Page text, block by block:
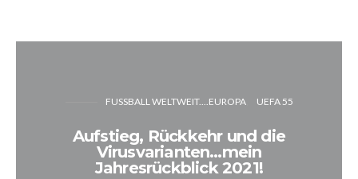
FUSSBALL WELTWEIT....EUROPA UEFA 55
Aufstieg, Rückkehr und die
Virusvarianten…mein
Jahresrückblick 2021!